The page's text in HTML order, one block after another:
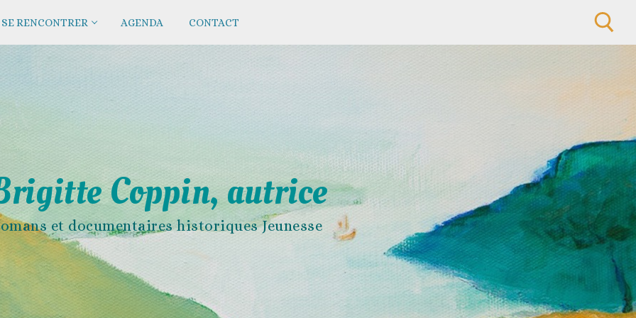
SE RENCONTRER AGENDA CONTACT
Coppin, autrice
et documentaires historiques Jeunesse